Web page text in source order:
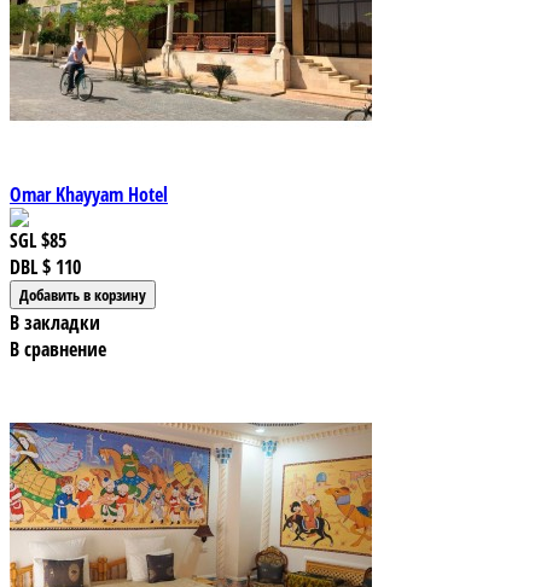
Omar Khayyam Hotel
SGL$85
DBL$ 110
В закладки
В сравнение